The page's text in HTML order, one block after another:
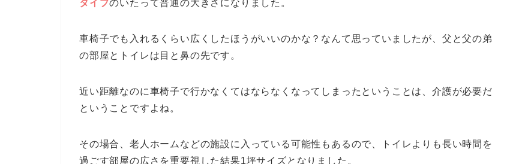
タイプのいたって普通の大きさになりました。
車椅子でも入れるくらい広くしたほうがいいのかな？なんて思っていましたが、父と父の弟
の部屋とトイレは目と鼻の先です。
近い距離なのに車椅子で行かなくてはならなくなってしまったということは、介護が必要だ
ということですよね。
その場合、老人ホームなどの施設に入っている可能性もあるので、トイレよりも長い時間を
過ごす部屋の広さを重要視した結果1坪サイズとなりました。